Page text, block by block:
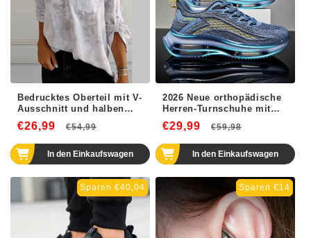
Bedrucktes Oberteil mit V-
Ausschnitt und halben
Knöpfen
€26,99
Normaler
Preis
€54,99 Verkaufspreis
In den Einkaufswagen
2026 Neue orthopädische
Herren-Turnschuhe mit
doppelter Luftpolsterung
€29,99
Normaler
Preis
€59,98
In den Einkaufswagen
Sparen €40,04 Sparen €14